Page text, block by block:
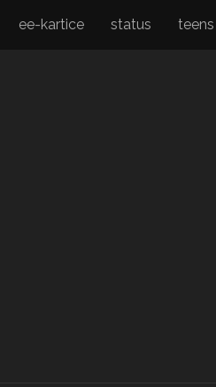
ee-kartice status teens